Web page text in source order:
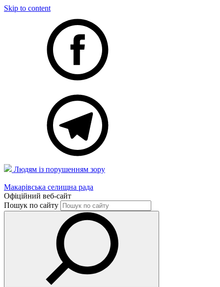
Skip to content
Людям із порушенням зору
Макарівська селищна рада
Офіційний веб-сайт
Пошук по сайту